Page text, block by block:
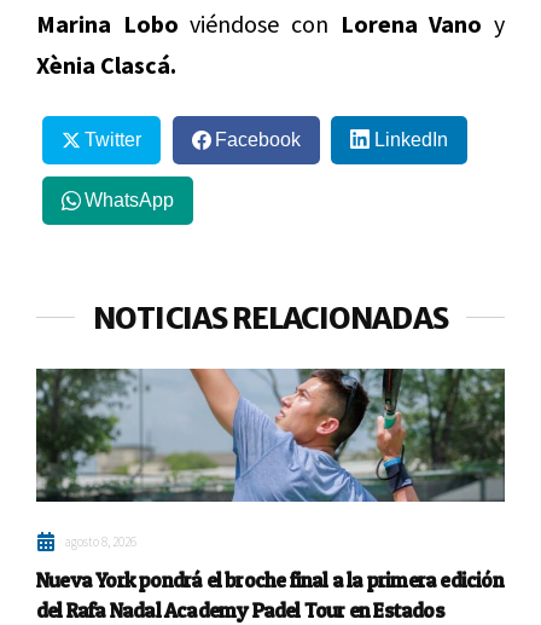
Marina Lobo viéndose con Lorena Vano y
Xènia Clascá.
Twitter Facebook LinkedIn
WhatsApp
NOTICIAS RELACIONADAS
agosto 8, 2026
Nueva York pondrá el broche final a la primera edición
del Rafa Nadal Academy Padel Tour en Estados